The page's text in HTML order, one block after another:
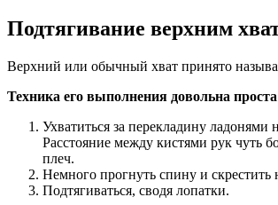
Подтягивание верхним
Верхний или обычный хват принято
Техника его выполнения довольна проста
Ухватиться за перекладину ладонями
Расстояние между кистями рук чуть
плеч.
Немного прогнуть спину и скрестить
Подтягиваться, сводя лопатки.